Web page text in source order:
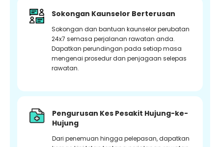
Sokongan Kaunselor Berterusan
Sokongan dan bantuan kaunselor perubatan
24x7 semasa perjalanan rawatan anda.
Dapatkan perundingan pada setiap masa
mengenai prosedur dan penjagaan selepas
rawatan.
Pengurusan Kes Pesakit Hujung-ke-
Hujung
Dari penemuan hingga pelepasan, dapatkan